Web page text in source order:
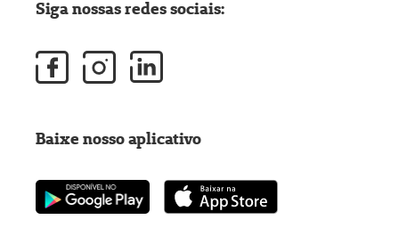
Siga nossas redes sociais:
Baixe nosso aplicativo